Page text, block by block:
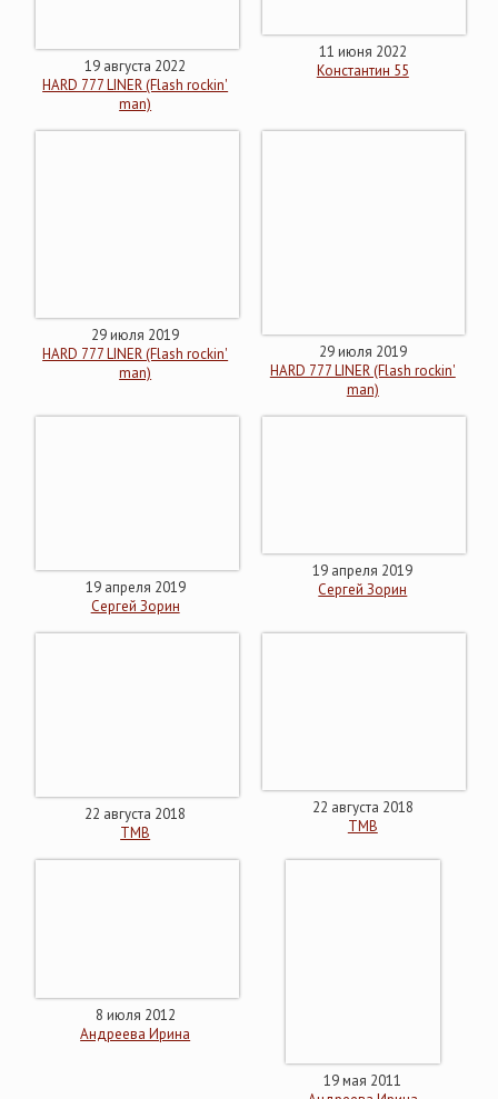
19 августа 2022
HARD 777 LINER (Flash rockin'
man)
11 июня 2022
Константин 55
29 июля 2019
HARD 777 LINER (Flash rockin'
man)
29 июля 2019
HARD 777 LINER (Flash rockin'
man)
19 апреля 2019
Сергей Зорин
19 апреля 2019
Сергей Зорин
22 августа 2018
ТМВ
22 августа 2018
ТМВ
8 июля 2012
Андреева Ирина
19 мая 2011